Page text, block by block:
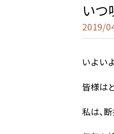
いつ
2019/
いよい
皆様は
私は、